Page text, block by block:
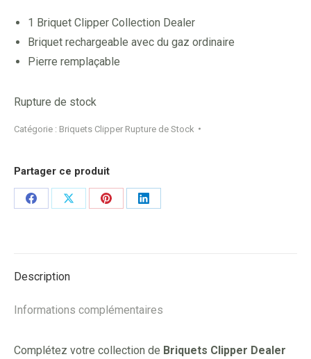
1 Briquet Clipper Collection Dealer
Briquet rechargeable avec du gaz ordinaire
Pierre remplaçable
Rupture de stock
Catégorie : Briquets Clipper Rupture de Stock
Partager ce produit
Share
Share
Share
Share
Description
Informations complémentaires
Complétez votre collection de Briquets Clipper Dealer